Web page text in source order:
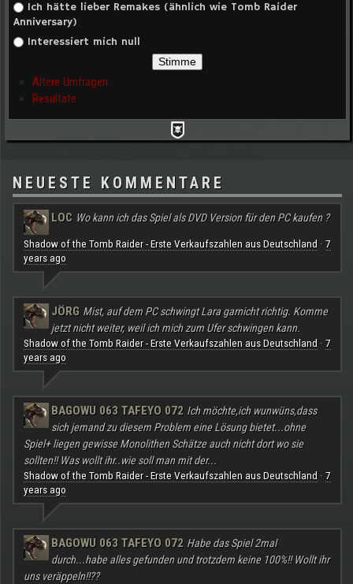
Ich hätte lieber Remakes (ähnlich wie Tomb Raider
Anniversary)
Interessiert mich null
Ältere Umfragen
Resultate
NEUESTE KOMMENTARE
LOC Wo kann ich das Spiel als DVD Version für den PC kaufen ?
Shadow of the Tomb Raider - Erste Verkaufszahlen aus Deutschland · 7
years ago
JÖRG Mist, auf dem PC schwingt Lara garnicht richtig. Komme
jetzt nicht weiter, weil ich mich zum Ufer schwingen kann.
Shadow of the Tomb Raider - Erste Verkaufszahlen aus Deutschland · 7
years ago
BAGOWU 063 TAFEYO 072 Ich möchte,ich wunwüns,dass
sich jemand zu diesem Problem eine Lösung bietet...ohne
Spiel+ liegen gewisse Monolithen Schätze auch nicht dort wo sie
sollten!! Was wollt ihr..wie soll man mit der...
Shadow of the Tomb Raider - Erste Verkaufszahlen aus Deutschland · 7
years ago
BAGOWU 063 TAFEYO 072 Habe das Spiel 2mal
durch...habe alles gefunden und trotzdem keine 100%!! Wollt ihr
uns veräppeln!!??